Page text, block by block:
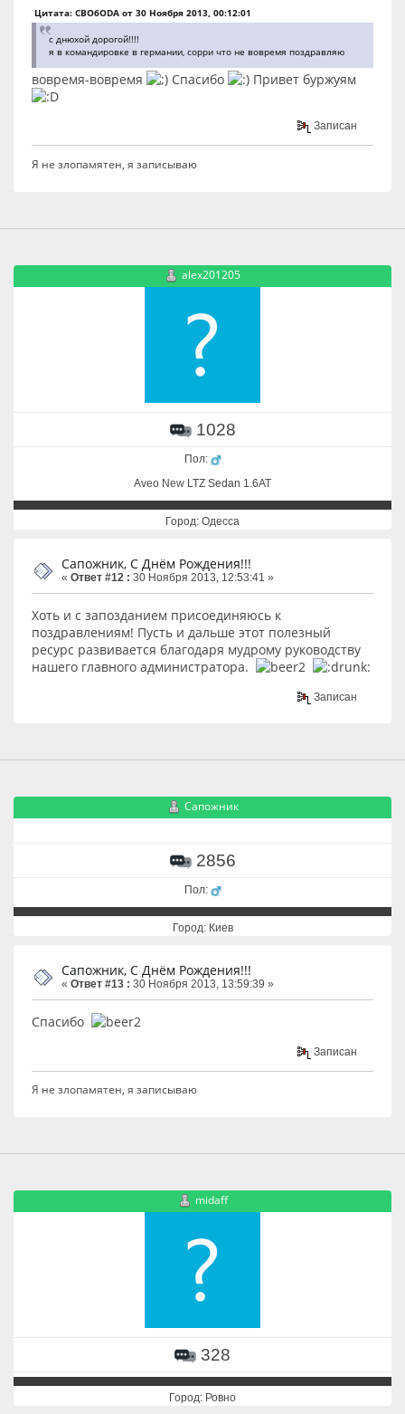
Цитата: CBO6ODA от 30 Ноября 2013, 00:12:01
с днюхой дорогой!!!!
я в командировке в германии, сорри что не вовремя поздравляю
вовремя-вовремя Спасибо Привет буржуям
Записан
Я не злопамятен, я записываю
alex201205
1028
Пол:
Aveo New LTZ Sedan 1.6AT
Город: Одесса
Сапожник, С Днём Рождения!!!
« Ответ #12 : 30 Ноября 2013, 12:53:41 »
Хоть и с запозданием присоединяюсь к
поздравлениям! Пусть и дальше этот полезный
ресурс развивается благодаря мудрому руководству
нашего главного администратора.
Записан
Сапожник
2856
Пол:
Город: Киев
Сапожник, С Днём Рождения!!!
« Ответ #13 : 30 Ноября 2013, 13:59:39 »
Спасибо
Записан
Я не злопамятен, я записываю
midaff
328
Город: Ровно